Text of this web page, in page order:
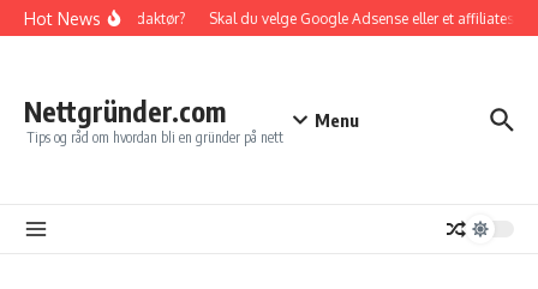
Gå til innhold
Hot News
bli en god nettredaktør? Skal du velge Google Adsense eller et
Nettgründer.com
Tips og råd om hvordan bli en gründer på nett
Menu